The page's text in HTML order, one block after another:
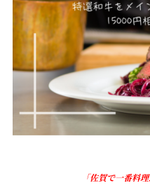
「佐賀で一番料